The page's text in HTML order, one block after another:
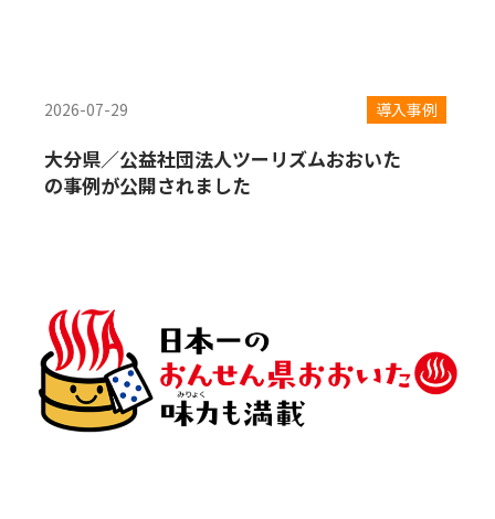
2026-07-29 導入事例
大分県／公益社団法人ツーリズムおおいた
の事例が公開されました